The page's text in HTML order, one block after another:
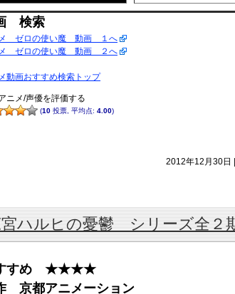
検索
ゼロの使い魔 動画 １へ
ゼロの使い魔 動画 ２へ
動画おすすめ検索トップ
ニメ/声優を評価する
(10 投票, 平均点: 4.00)
2012年12月30日 |
ハルヒの憂鬱 シリーズ全２
すめ ★★★★
京都アニメーション